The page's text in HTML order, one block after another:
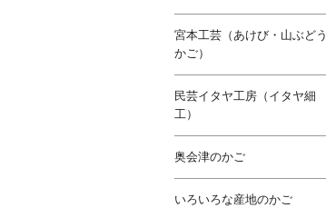
宮本工芸（あけび・山ぶどう
かご）
民芸イタヤ工房（イタヤ細
工）
奥会津のかご
いろいろな産地のかご